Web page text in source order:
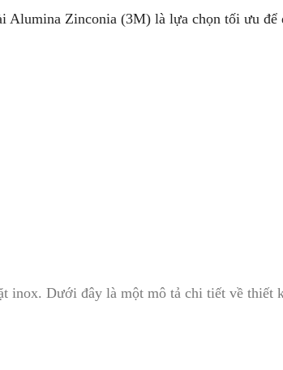
Alumina Zinconia (3M) là lựa chọn tối ưu để
inox. Dưới đây là một mô tả chi tiết về thiết